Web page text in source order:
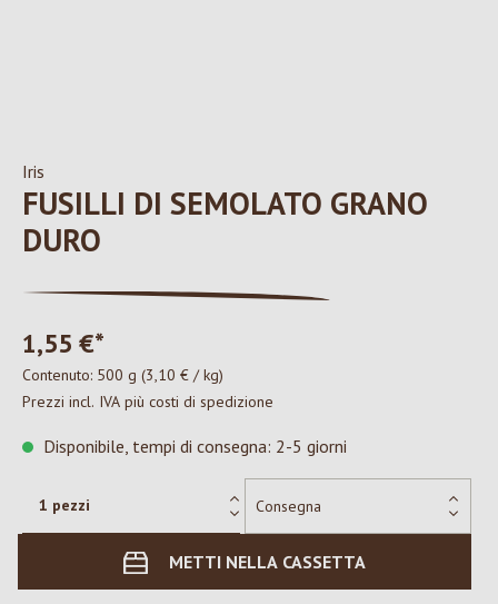
Iris
FUSILLI DI SEMOLATO GRANO
DURO
1,55 €*
Contenuto: 500 g (3,10 € / kg)
Prezzi incl. IVA più costi di spedizione
Disponibile, tempi di consegna: 2-5 giorni
METTI NELLA CASSETTA